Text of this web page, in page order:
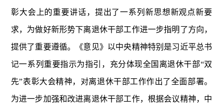
彰大会上的重要讲话，提出了一系列新思想新观点新要
求，为做好新形势下离退休干部工作进一步指明了方向，
提供了重要遵循。《意见》以中央精神特别是习近平总书
记一系列重要指示为指引，充分体现全国离退休干部“双
先”表彰大会精神，对离退休干部工作作出了全面部署。
为进一步加强和改进离退休干部工作，根据会议精神，中